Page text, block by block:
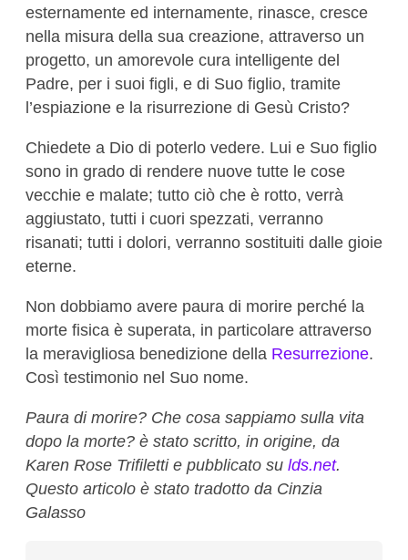
esternamente ed internamente, rinasce, cresce
nella misura della sua creazione, attraverso un
progetto, un amorevole cura intelligente del
Padre, per i suoi figli, e di Suo figlio, tramite
l’espiazione e la risurrezione di Gesù Cristo?
Chiedete a Dio di poterlo vedere. Lui e Suo figlio
sono in grado di rendere nuove tutte le cose
vecchie e malate; tutto ciò che è rotto, verrà
aggiustato, tutti i cuori spezzati, verranno
risanati; tutti i dolori, verranno sostituiti dalle gioie
eterne.
Non dobbiamo avere paura di morire perché la
morte fisica è superata, in particolare attraverso
la meravigliosa benedizione della Resurrezione.
Così testimonio nel Suo nome.
Paura di morire? Che cosa sappiamo sulla vita
dopo la morte? è stato scritto, in origine, da
Karen Rose Trifiletti e pubblicato su lds.net.
Questo articolo è stato tradotto da Cinzia
Galasso